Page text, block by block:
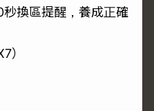
換區提醒，養成正確
）